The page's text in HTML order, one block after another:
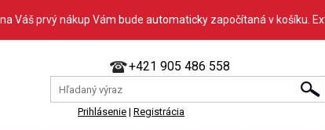
Váš prvý nákup Vám bude automaticky započítaná v košíku.
+421 905 486 558
Prihlásenie | Registrácia